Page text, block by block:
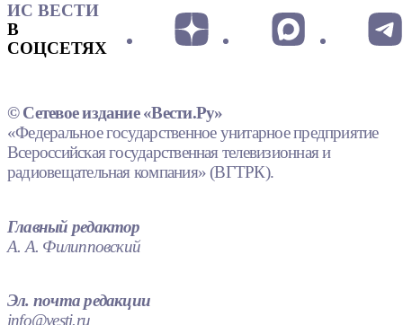
ИС ВЕСТИ
В
СОЦСЕТЯХ
© Сетевое издание «Вести.Ру»
«Федеральное государственное унитарное предприятие
Всероссийская государственная телевизионная и
радиовещательная компания» (ВГТРК).
Главный редактор
А. А. Филипповский
Эл. почта редакции
info@vesti.ru